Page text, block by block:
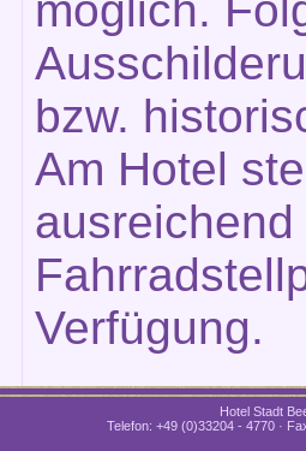
bzw.
Am Hotel
Verfügung.
Hotel Stadt
Telefon: +49 (0)33204 - 4770 ·